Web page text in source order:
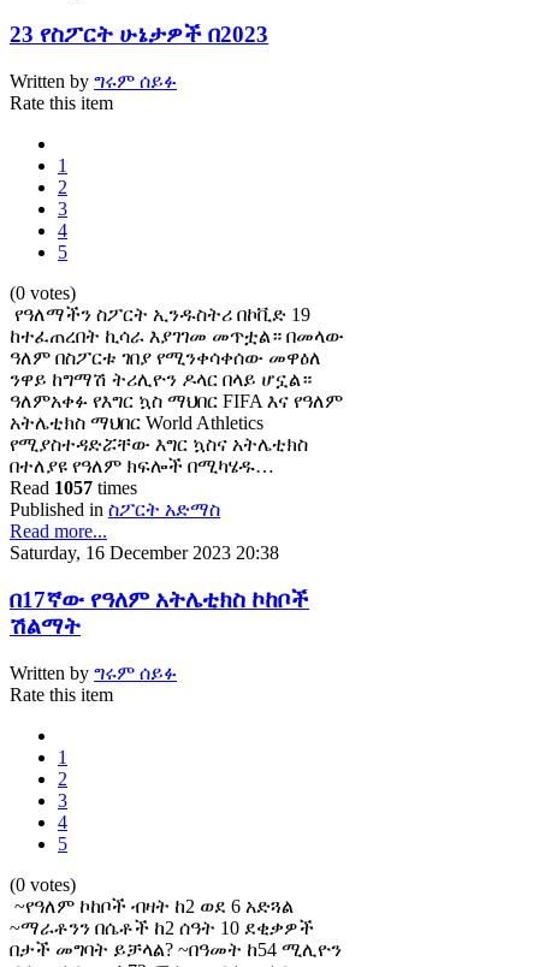
23 የስፖርት ሁኔታዎች በ2023
Written by ግሩም ሰይፉ
Rate this item
1
2
3
4
5
(0 votes)
የዓለማችን ስፖርት ኢንዱስትሪ በኮቪድ 19
ከተፈጠረበት ኪሳራ እያገገመ መጥቷል። በመላው
ዓለም በስፖርቱ ገበያ የሚንቀሳቀሰው መዋዕለ
ንዋይ ከግማሽ ትሪሊዮን ዶላር በላይ ሆኗል።
ዓለምአቀፉ የእግር ኳስ ማህበር FIFA እና የዓለም
አትሌቲክስ ማህበር World Athletics
የሚያስተዳድሯቸው እግር ኳስና አትሌቲክስ
በተለያዩ የዓለም ክፍሎች በሚካሄዱ…
Read 1057 times
Published in ስፖርት አድማስ
Read more...
Saturday, 16 December 2023 20:38
በ17ኛው የዓለም አትሌቲክስ ኮከቦች
ሽልማት
Written by ግሩም ሰይፉ
Rate this item
1
2
3
4
5
(0 votes)
~የዓለም ኮከቦች ብዛት ከ2 ወደ 6 አድጓል
~ማራቶንን በሴቶች ከ2 ሰዓት 10 ደቂቃዎች
በታች መግባት ይቻላል? ~በዓመት ከ54 ሚሊዮን